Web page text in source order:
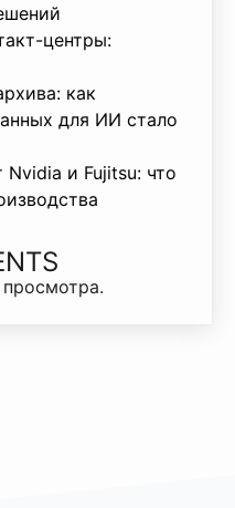
центры:
как
для ИИ стало
и Fujitsu: что